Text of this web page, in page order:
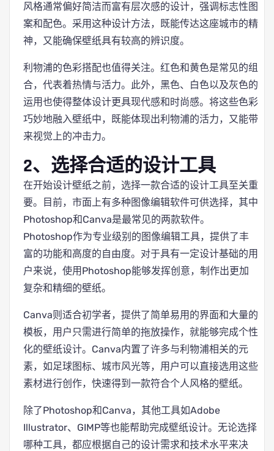
风格通常偏好简洁而富有层次感的设计，强调标志性图
案和配色。采用这种设计方法，既能传达这座城市的精
神，又能确保壁纸具有较高的辨识度。
利物浦的色彩搭配也值得关注。红色和黄色是常见的组
合，代表着热情与活力。此外，黑色、白色以及灰色的
运用也使得整体设计更具现代感和时尚感。将这些色彩
巧妙地融入壁纸中，既能体现出利物浦的活力，又能带
来视觉上的冲击力。
2、选择合适的设计工具
在开始设计壁纸之前，选择一款合适的设计工具至关重
要。目前，市面上有多种图像编辑软件可供选择，其中
Photoshop和Canva是最常见的两款软件。
Photoshop作为专业级别的图像编辑工具，提供了丰
富的功能和高度的自由度。对于具有一定设计基础的用
户来说，使用Photoshop能够发挥创意，制作出更加
复杂和精细的壁纸。
Canva则适合初学者，提供了简单易用的界面和大量的
模板，用户只需进行简单的拖放操作，就能够完成个性
化的壁纸设计。Canva内置了许多与利物浦相关的元
素，如足球图标、城市风光等，用户可以直接选用这些
素材进行创作，快速得到一款符合个人风格的壁纸。
除了Photoshop和Canva，其他工具如Adobe
Illustrator、GIMP等也能帮助完成壁纸设计。无论选择
哪种工具，都应根据自己的设计需求和技术水平来决